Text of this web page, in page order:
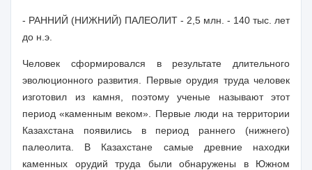
- РАННИЙ (НИЖНИЙ) ПАЛЕОЛИТ - 2,5 млн. - 140 тыс. лет
до н.э.
Человек сформировался в результате длительного
эволюционного развития. Первые орудия труда человек
изготовил из камня, поэтому ученые называют этот
период «каменным веком». Первые люди на территории
Казахстана появились в период раннего (нижнего)
палеолита. В Казахстане самые древние находки
каменных орудий труда были обнаружены в Южном